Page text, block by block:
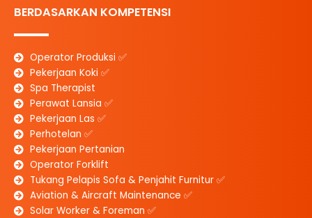
BERDASARKAN KOMPETENSI
Operator Produksi ✅
Pekerjaan Koki ✅
Spa Therapist
Perawat Lansia ✅
Pekerjaan Las ✅
Perhotelan ✅
Pekerjaan Pertanian
Operator Forklift
Tukang Pelapis Sofa & Penjahit Furnitur ✅
Aviation & Aircraft Maintenance ✅
Solar Worker & Foreman ✅